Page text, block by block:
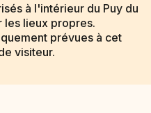
à l'intérieur du Puy du
les lieux propres.
prévues à cet
visiteur.